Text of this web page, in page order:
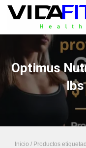
Optimus
lbs
Inicio / Productos